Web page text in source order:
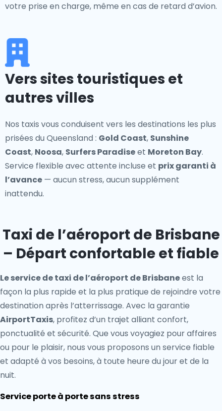
votre prise en charge, même en cas de retard d’avion.
Vers sites touristiques et
autres villes
Nos taxis vous conduisent vers les destinations les plus
prisées du Queensland : Gold Coast, Sunshine
Coast, Noosa, Surfers Paradiseet Moreton Bay.
Service flexible avec attente incluse et prix garanti à
l’avance — aucun stress, aucun supplément
inattendu.
Taxi de l’aéroport de Brisbane
– Départ confortable et fiable
Le service de taxi de l’aéroport de Brisbaneest la
façon la plus rapide et la plus pratique de rejoindre votre
destination après l’atterrissage. Avec la garantie
AirportTaxis, profitez d’un trajet alliant confort,
ponctualité et sécurité. Que vous voyagiez pour affaires
ou pour le plaisir, nous vous proposons un service fiable
et adapté à vos besoins, à toute heure du jour et de la
nuit.
Service porte à porte sans stress